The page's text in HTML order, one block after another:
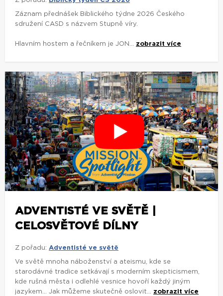
Záznam přednášek Biblického týdne 2026 Českého
sdružení CASD s názvem Stupně víry.
Hlavním hostem a řečníkem je JON... zobrazit více
ADVENTISTÉ VE SVĚTĚ |
CELOSVĚTOVÉ DÍLNY
Z pořadu: Adventisté ve světě
Ve světě mnoha náboženství a ateismu, kde se
starodávné tradice setkávají s moderním skepticismem,
kde rušná města i odlehlé vesnice hovoří každý jiným
jazykem... Jak můžeme skutečně oslovit... zobrazit více